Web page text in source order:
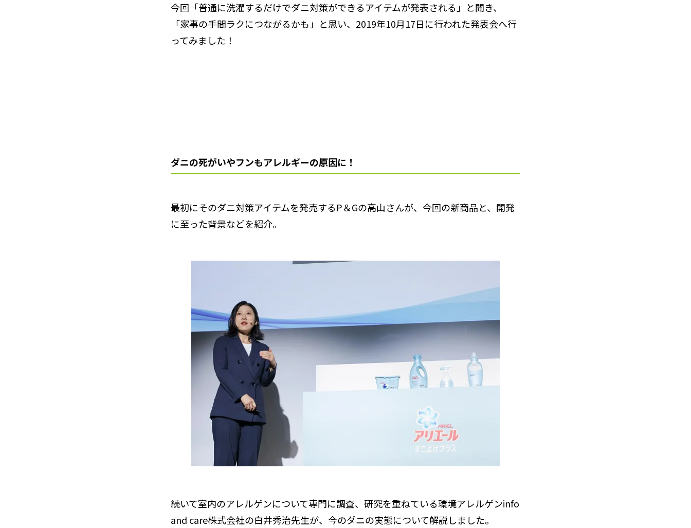
今回「普通に洗濯するだけでダニ対策ができるアイテムが発表される」と聞き、
「家事の手間ラクにつながるかも」と思い、2019年10月17日に行われた発表会へ行
ってみました！
ダニの死がいやフンもアレルギーの原因に！
最初にそのダニ対策アイテムを発売するP＆Gの高山さんが、今回の新商品と、開発
に至った背景などを紹介。
続いて室内のアレルゲンについて専門に調査、研究を重ねている環境アレルゲンinfo
and care株式会社の白井秀治先生が、今のダニの実態について解説しました。